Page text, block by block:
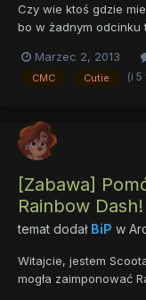
Czy wie ktoś gdzie
bo w żadnym odcinku
//Pozwoliłem sobie
Marzec 2, 2013
CMC Cutie (i 5
[Zabawa]
Rainbow Dash!
temat dodał BiP w
Witajcie, jestem
mogła zaimponować